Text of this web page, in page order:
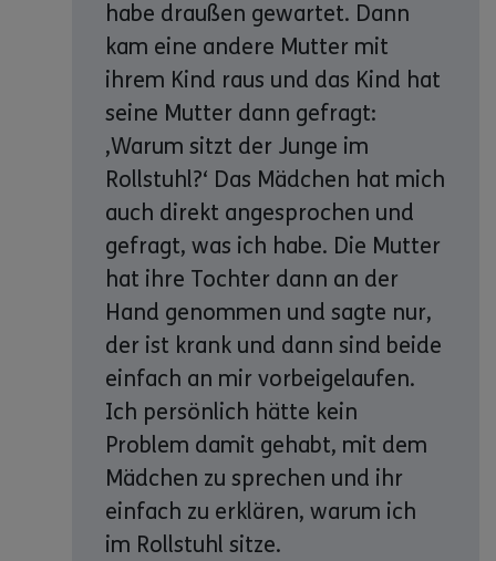
habe draußen gewartet. Dann
kam eine andere Mutter mit
ihrem Kind raus und das Kind hat
seine Mutter dann gefragt:
‚Warum sitzt der Junge im
Rollstuhl?‘ Das Mädchen hat mich
auch direkt angesprochen und
gefragt, was ich habe. Die Mutter
hat ihre Tochter dann an der
Hand genommen und sagte nur,
der ist krank und dann sind beide
einfach an mir vorbeigelaufen.
Ich persönlich hätte kein
Problem damit gehabt, mit dem
Mädchen zu sprechen und ihr
einfach zu erklären, warum ich
im Rollstuhl sitze.